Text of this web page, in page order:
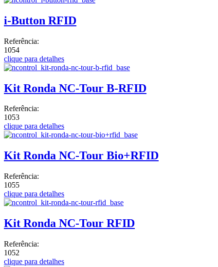
i-Button RFID
Referência:
1054
clique para detalhes
Kit Ronda NC-Tour B-RFID
Referência:
1053
clique para detalhes
Kit Ronda NC-Tour Bio+RFID
Referência:
1055
clique para detalhes
Kit Ronda NC-Tour RFID
Referência:
1052
clique para detalhes